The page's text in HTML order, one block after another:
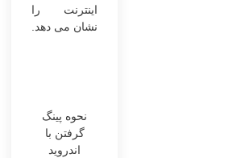
اینترنت را
نشان می ‌دهد.
نحوه پینگ
گرفتن با
اندروید